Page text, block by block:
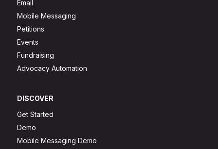
Email
Mobile Messaging
Petitions
Events
Fundraising
Advocacy Automation
DISCOVER
Get Started
Demo
Mobile Messaging Demo